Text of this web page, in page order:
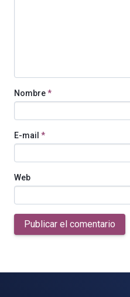
Nombre*
E-mail *
Web
Publicar el comentario